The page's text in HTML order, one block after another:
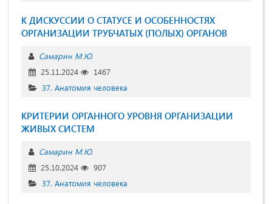
К ДИСКУССИИ О СТАТУСЕ И ОСОБЕННОСТЯХ
ОРГАНИЗАЦИИ ТРУБЧАТЫХ (ПОЛЫХ) ОРГАНОВ
Самарин М.Ю.
25.11.2024
1467
37. Анатомия человека
КРИТЕРИИ ОРГАННОГО УРОВНЯ ОРГАНИЗАЦИИ
ЖИВЫХ СИСТЕМ
Самарин М.Ю.
25.10.2024
907
37. Анатомия человека